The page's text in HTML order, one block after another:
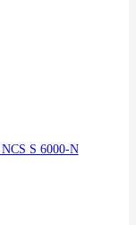
S 6000-N